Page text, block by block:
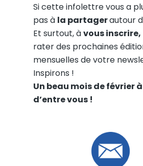
Si cette infolettre vous a
pas à la partagerautour
Et surtout, àvous inscrire,
rater des prochaines
mensuelles de votre
Inspirons !
Un beau mois de février
d’entre vous !